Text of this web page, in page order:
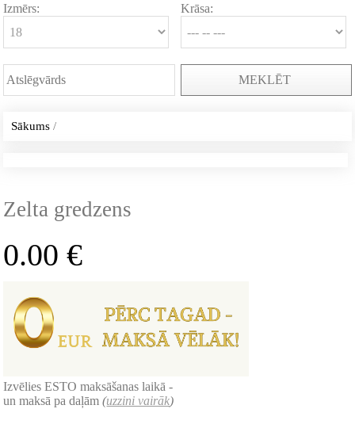
Izmērs: Krāsa:
MEKLĒT
Sākums /
Zelta gredzens
0.00€
Izvēlies ESTO maksāšanas laikā -
un maksā pa daļām(uzzini vairāk)